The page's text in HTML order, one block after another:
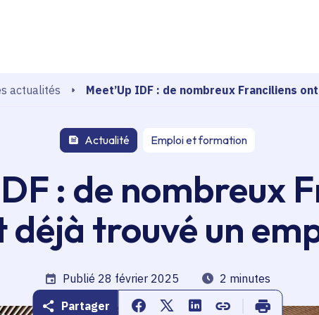
actualités Meet’Up IDF : de nombreux Franciliens
Actualité Emploi et formation
: de nombreux
déjà trouvé un
Partager Partager sur Facebook
Partager sur Twitter
Partager sur Linkedin
Copier dans le
Imprimer
Date de publication
Publié 28 février 2025 Temps de lecture
2 minutes